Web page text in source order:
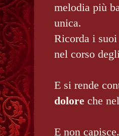
melodia più
unica.
Ricorda i
nel corso
E si rende
dolore che
E non capisce.